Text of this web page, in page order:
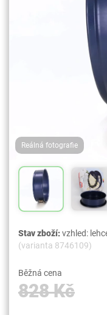
Reálná fotografie
Stav zboží:vzhled:
(varianta 8746109)
Běžná cena
828 Kč